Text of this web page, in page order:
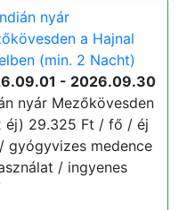
nyár
a Hajnal
(min. 2 Nacht)
- 2026.09.30
nyár Mezőkövesden
éj) 29.325 Ft / fő / éj
gyógyvizes medence
/ ingyenes